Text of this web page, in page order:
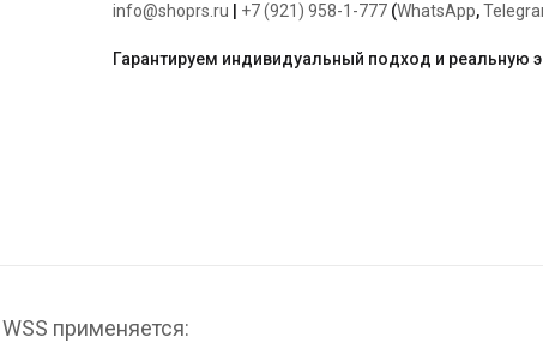
info@shoprs.ru +7 (921) 958-1-777 (WhatsApp,
Гарантируем индивидуальный подход и реальную
применяется: